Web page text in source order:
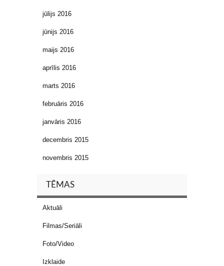
jūlijs 2016
jūnijs 2016
maijs 2016
aprīlis 2016
marts 2016
februāris 2016
janvāris 2016
decembris 2015
novembris 2015
TĒMAS
Aktuāli
Filmas/Seriāli
Foto/Video
Izklaide